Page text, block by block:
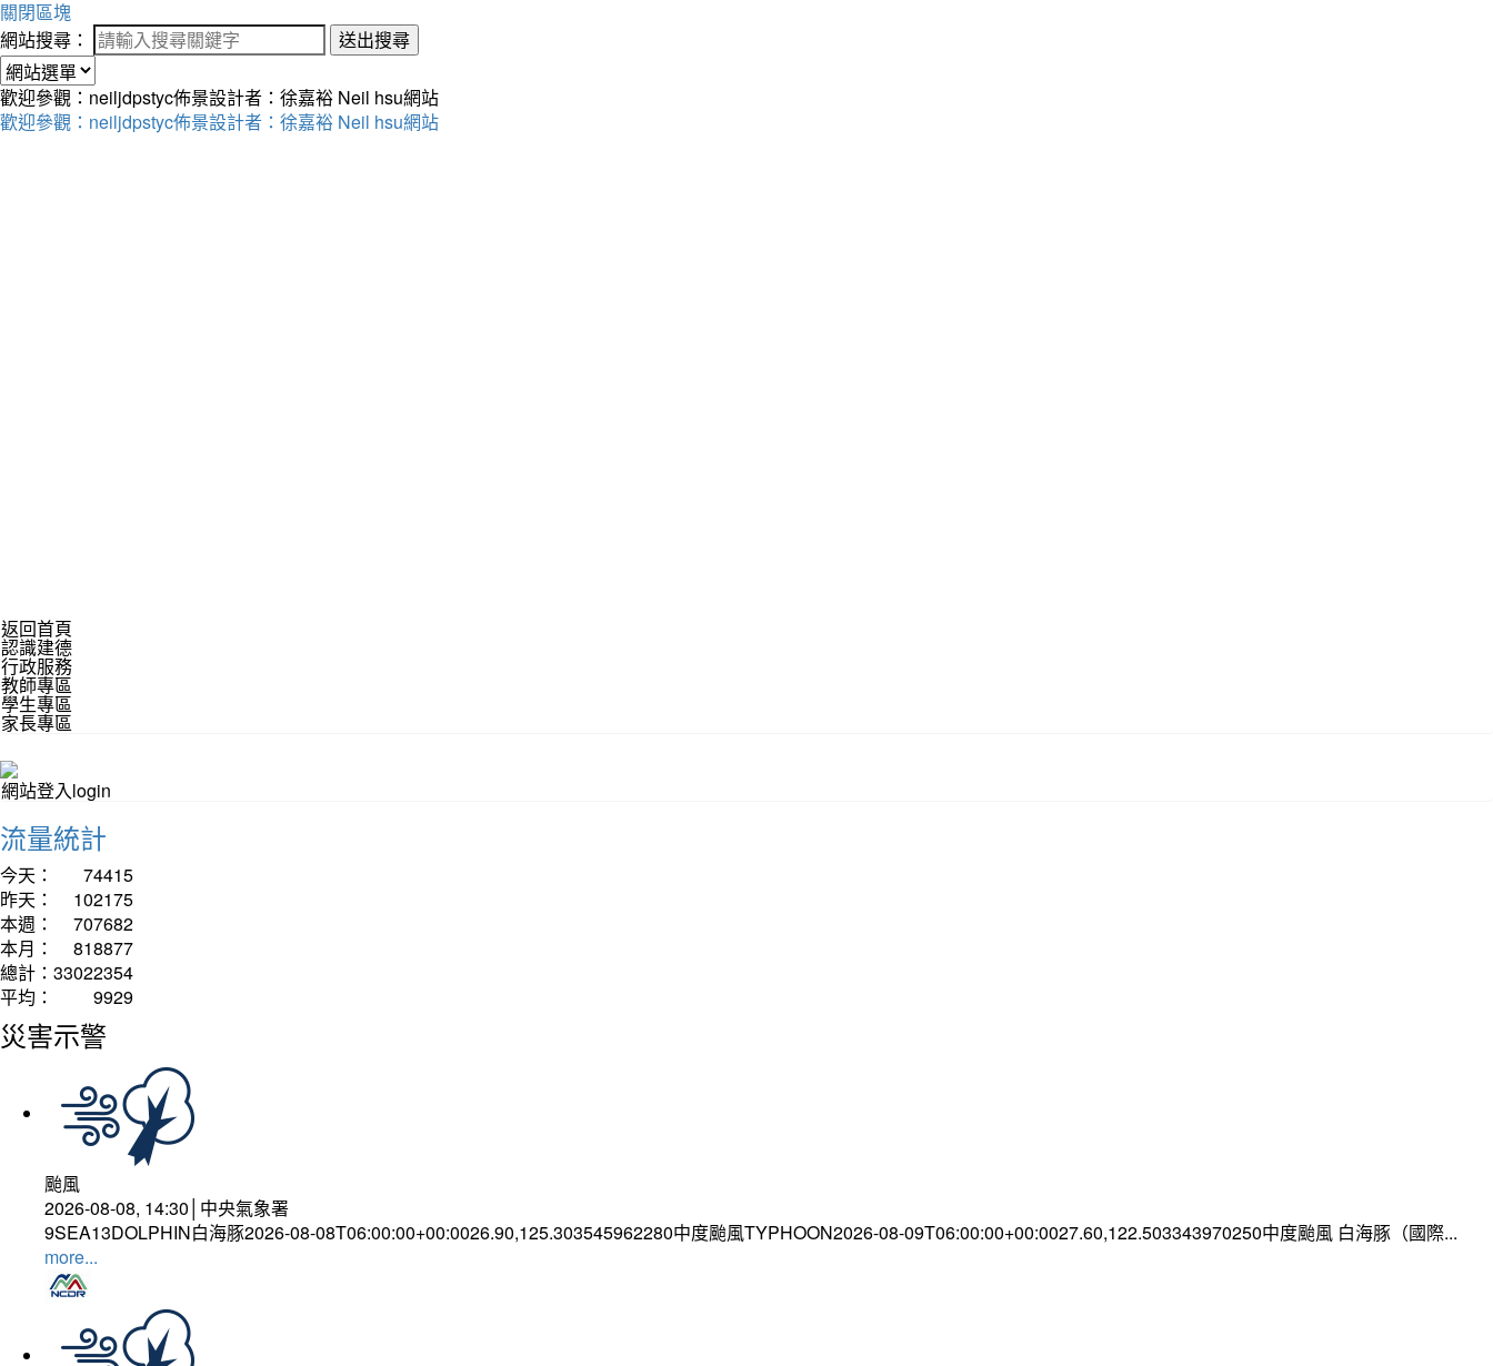
關閉區塊
網站搜尋：
送出搜尋
歡迎參觀：neiljdpstyc佈景設計者：徐嘉裕 Neil hsu網站
歡迎參觀：neiljdpstyc佈景設計者：徐嘉裕 Neil hsu網站
返回首頁
認識建德
行政服務
教師專區
學生專區
家長專區
網站登入login
流量統計
今天：
74415
昨天：
102175
本週：
707682
本月：
818877
總計： 33022354
平均：
9929
災害示警
颱風
2026-08-08, 14:30│中央氣象署
9SEA13DOLPHIN白海豚2026-08-08T06:00:00+00:0026.90,125.303545962280中度颱風TYPHOON2026-08-09T06:00:00+00:0027.60,122.503343970250中度颱風 白海豚（國際...
more...